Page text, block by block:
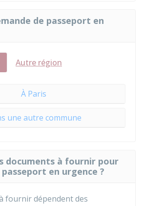
de passeport en
Autre région
À Paris
une autre commune
documents à fournir pour
en urgence ?
fournir dépendent des